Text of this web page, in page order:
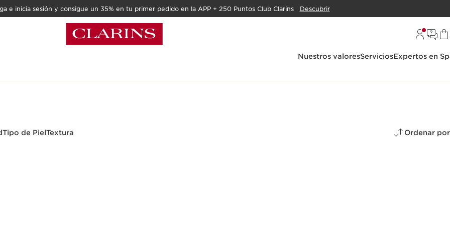
e inicia sesión y consigue un 35% en tu primer pedido en la APP + 250 Puntos Club Clarins Descubrir
Nuestros valoresServiciosExpertos en
Tipo de PielTextura Ordenar por